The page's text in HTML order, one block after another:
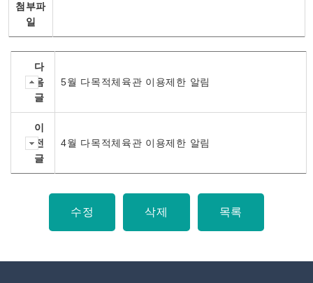
첨부파
일
다
음
글
5월 다목적체육관 이용제한 알림
이
전
글
4월 다목적체육관 이용제한 알림
수정 삭제 목록